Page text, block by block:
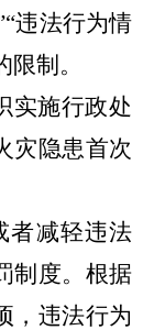
违法行为情
制。
实施行政处
灾隐患首次
者减轻违法
制度。根据
，违法行为